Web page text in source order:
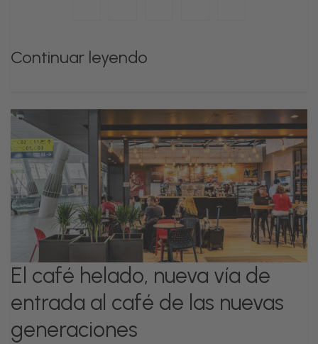
Continuar leyendo
El café helado, nueva vía de
entrada al café de las nuevas
generaciones